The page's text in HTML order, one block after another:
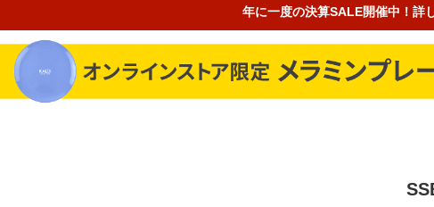
年に一度の決算SALE開催中！詳